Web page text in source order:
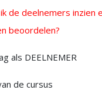
de deelnemers inzien
beoordelen?
als DEELNEMER
de cursus